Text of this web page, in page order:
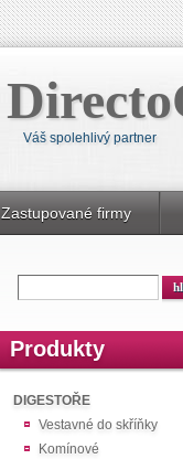
Váš spolehlivý partner
Zastupované firmy
Produkty
DIGESTOŘE
Vestavné do skříňky
Komínové